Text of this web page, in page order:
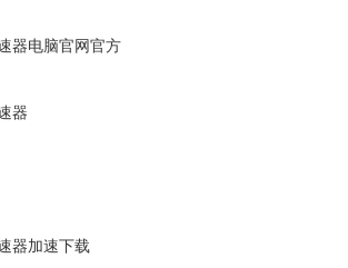
器电脑官网官方
器
器加速下载